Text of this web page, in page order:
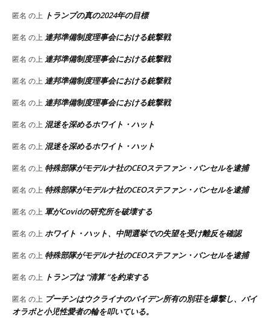
匿名 の上 トランプの真の2024年の目標
匿名 の上連邦準備制度理事会における銃撃戦
匿名 の上連邦準備制度理事会における銃撃戦
匿名 の上連邦準備制度理事会における銃撃戦
匿名 の上連邦準備制度理事会における銃撃戦
匿名 の上 混迷を深めるホワイト・ハット
匿名 の上 混迷を深めるホワイト・ハット
匿名 の上特殊部隊がモデルナ社のCEOステファン・バンセルを逮捕
匿名 の上特殊部隊がモデルナ社のCEOステファン・バンセルを逮捕
匿名 の上軍がCovidの研究所を破壊する
匿名 の上ホワイト・ハット、中間選挙での失望を受け離反を確認
匿名 の上特殊部隊がモデルナ社のCEOステファン・バンセルを逮捕
匿名 の上 トランプは “清算 “を約束する
匿名 の上 プーチンはウクライナのバイデン所有の別荘を爆撃し、バイ
オラボと小児性愛者の輪を叩いている。